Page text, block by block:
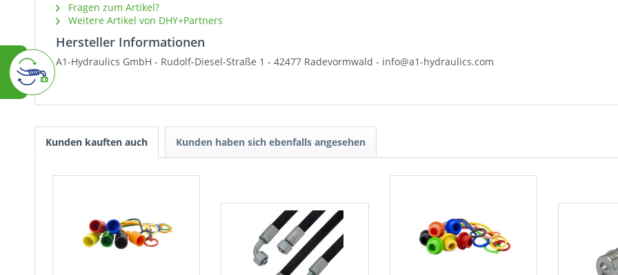
Fragen zum Artikel?
Weitere Artikel von DHY+Partners
Hersteller Informationen
A1-Hydraulics GmbH - Rudolf-Diesel-Straße 1 - 42477 Radevormwald - info@a1-hydraulics.com
Kunden kauften auch Kunden haben sich ebenfalls angesehen